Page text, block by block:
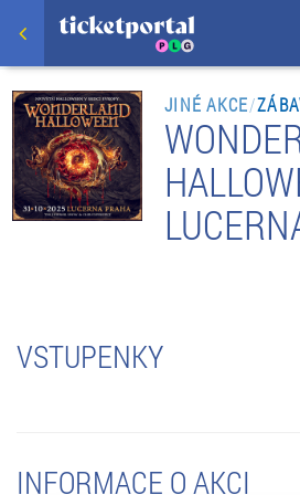
JINÉ AKCE/
VSTUPENKY
INFORMACE O AKCI